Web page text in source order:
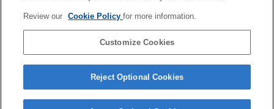
影）
使用上のご注意/本機について
Review our Cookie Policyfor more information.
Customize Cookies
Reject Optional Cookies